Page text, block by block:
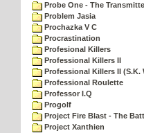
Probe One - The
Problem Jasia
Prochazka V C
Procrastination
Profesional Killers
Professional Killers II
Professional Killers II (S.K.
Professional Roulette
Professor I.Q
Progolf
Project Fire Blast - The
Project Xanthien